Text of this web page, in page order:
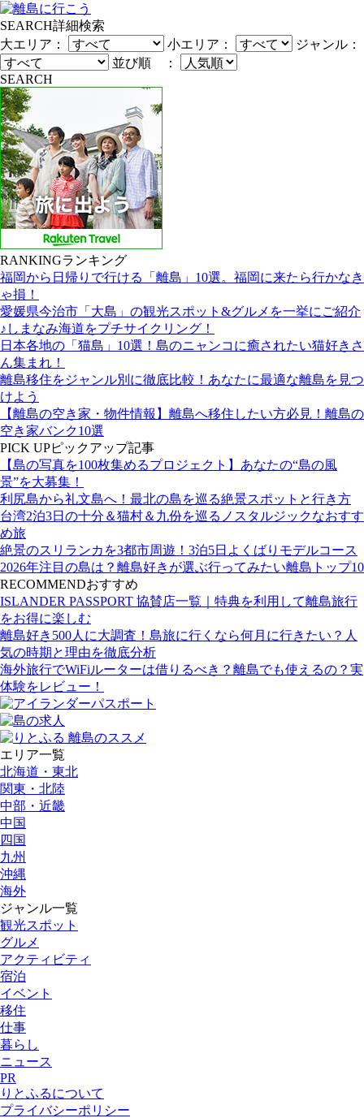
SEARCH詳細検索
大エリア：
小エリア：
ジャンル：
並び順 ：
SEARCH
RANKINGランキング
福岡から日帰りで行ける「離島」10選。福岡に来たら行かなき
ゃ損！
愛媛県今治市「大島」の観光スポット&グルメを一挙にご紹介
♪しまなみ海道をプチサイクリング！
日本各地の「猫島」10選！島のニャンコに癒されたい猫好きさ
ん集まれ！
離島移住をジャンル別に徹底比較！あなたに最適な離島を見つ
けよう
【離島の空き家・物件情報】離島へ移住したい方必見！離島の
空き家バンク10選
PICK UPピックアップ記事
【島の写真を100枚集めるプロジェクト】あなたの“島の風
景”を大募集！
利尻島から礼文島へ！最北の島を巡る絶景スポットと行き方
台湾2泊3日の十分＆猫村＆九份を巡るノスタルジックなおすす
め旅
絶景のスリランカを3都市周遊！3泊5日よくばりモデルコース
2026年注目の島は？離島好きが選ぶ行ってみたい離島トップ10
RECOMMENDおすすめ
ISLANDER PASSPORT 協賛店一覧｜特典を利用して離島旅行
をお得に楽しむ
離島好き500人に大調査！島旅に行くなら何月に行きたい？人
気の時期と理由を徹底分析
海外旅行でWiFiルーターは借りるべき？離島でも使えるの？実
体験をレビュー！
エリア一覧
北海道・東北
関東・北陸
中部・近畿
中国
四国
九州
沖縄
海外
ジャンル一覧
観光スポット
グルメ
アクティビティ
宿泊
イベント
移住
仕事
暮らし
ニュース
PR
りとふるについて
プライバシーポリシー